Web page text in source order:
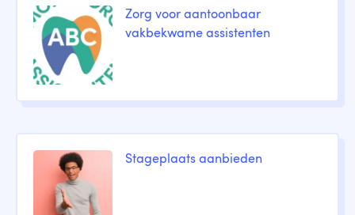
Zorg voor aantoonbaar
vakbekwame assistenten
Stageplaats aanbieden